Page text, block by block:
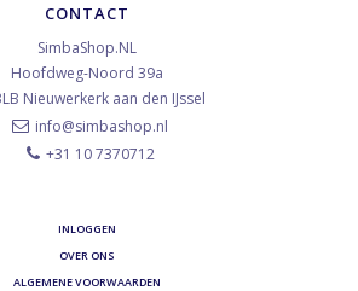
CONTACT
SimbaShop.NL
Hoofdweg-Noord 39a
Nieuwerkerk aan den IJssel
info@simbashop.nl
+31 10 7370712
INLOGGEN
OVER ONS
ALGEMENE VOORWAARDEN